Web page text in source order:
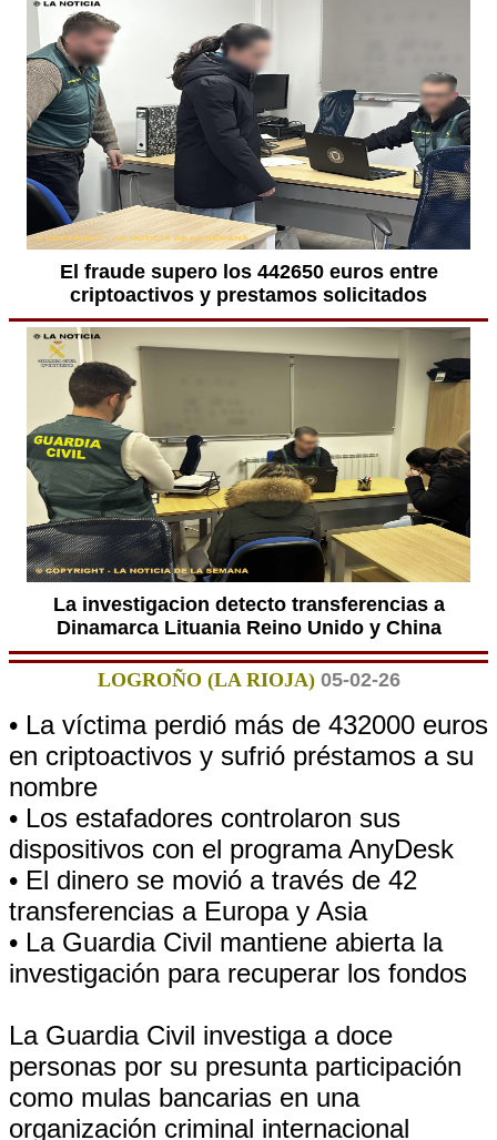
El fraude supero los 442650 euros entre
criptoactivos y prestamos solicitados
La investigacion detecto transferencias a
Dinamarca Lituania Reino Unido y China
LOGROÑO (LA RIOJA) 05-02-26
• La víctima perdió más de 432000 euros
en criptoactivos y sufrió préstamos a su
nombre
• Los estafadores controlaron sus
dispositivos con el programa AnyDesk
• El dinero se movió a través de 42
transferencias a Europa y Asia
• La Guardia Civil mantiene abierta la
investigación para recuperar los fondos
La Guardia Civil investiga a doce
personas por su presunta participación
como mulas bancarias en una
organización criminal internacional